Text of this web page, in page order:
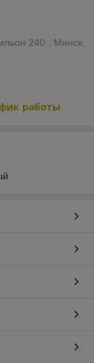
240 , Минск,
работы